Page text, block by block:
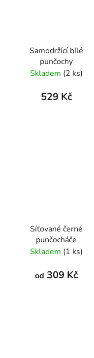
Samodržící bílé
punčochy
Skladem (2 ks)
529 Kč
Síťované černé
punčocháče
Skladem (1 ks)
od 309 Kč